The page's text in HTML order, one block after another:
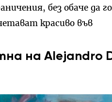
без обаче да го
красиво във
на Alejandro